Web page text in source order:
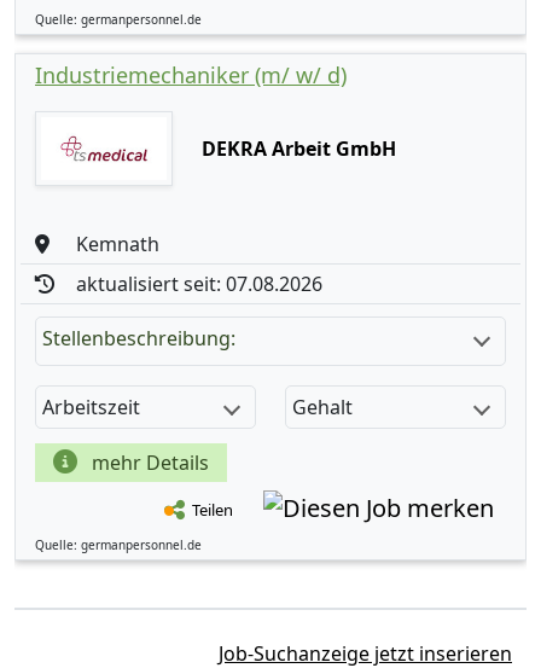
Quelle: germanpersonnel.de
Industriemechaniker (m/ w/ d)
DEKRA Arbeit GmbH
Kemnath
aktualisiert seit: 07.08.2026
Stellenbeschreibung:
Arbeitszeit Gehalt
mehr Details
Teilen
Quelle: germanpersonnel.de
Job-Suchanzeige jetzt inserieren